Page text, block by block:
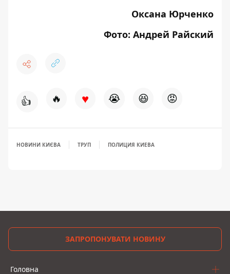
Оксана Юрченко
Фото: Андрей Райский
👍 🔥 ♥ 😭 😆 😡
НОВИНИ КИЄВА ТРУП ПОЛИЦИЯ КИЕВА
ЗАПРОПОНУВАТИ НОВИНУ
Головна